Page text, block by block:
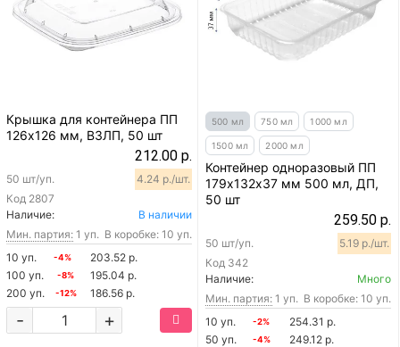
Крышка для контейнера ПП
126х126 мм, ВЗЛП, 50 шт
212.00 р.
Код 2807
50 шт/уп. 4.24 р./шт.
Наличие:
В наличии
Мин. партия: 1 уп. В коробке: 10 уп.
10 уп.
-4%
203.52 р.
100 уп.
-8%
195.04 р.
200 уп.
-12% 186.56 р.
+
-
500 мл 750 мл 1000 мл
1500 мл 2000 мл
Контейнер одноразовый ПП
179х132х37 мм 500 мл, ДП,
50 шт
259.50 р.
Код 342
50 шт/уп. 5.19 р./шт.
Наличие:
Много
Мин. партия: 1 уп. В коробке: 10 уп.
10 уп.
-2%
254.31 р.
50 уп.
-4%
249.12 р.